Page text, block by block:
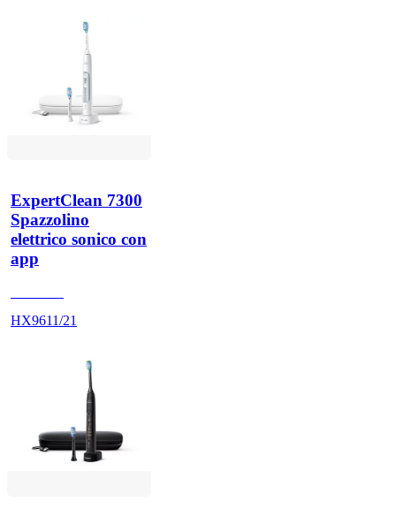
ExpertClean 7300
Spazzolino
elettrico sonico con
app
HX9611/21